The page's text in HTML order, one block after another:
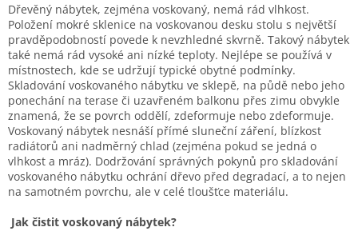
Dřevěný nábytek, zejména voskovaný, nemá rád vlhkost.
Položení mokré sklenice na voskovanou desku stolu s největší
pravděpodobností povede k nevzhledné skvrně. Takový nábytek
také nemá rád vysoké ani nízké teploty. Nejlépe se používá v
místnostech, kde se udržují typické obytné podmínky.
Skladování voskovaného nábytku ve sklepě, na půdě nebo jeho
ponechání na terase či uzavřeném balkonu přes zimu obvykle
znamená, že se povrch oddělí, zdeformuje nebo zdeformuje.
Voskovaný nábytek nesnáší přímé sluneční záření, blízkost
radiátorů ani nadměrný chlad (zejména pokud se jedná o
vlhkost a mráz). Dodržování správných pokynů pro skladování
voskovaného nábytku ochrání dřevo před degradací, a to nejen
na samotném povrchu, ale v celé tloušťce materiálu.
Jak čistit voskovaný nábytek?